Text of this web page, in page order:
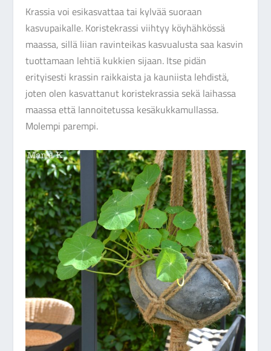
Krassia voi esikasvattaa tai kylvää suoraan
kasvupaikalle. Koristekrassi viihtyy köyhähkössä
maassa, sillä liian ravinteikas kasvualusta saa kasvin
tuottamaan lehtiä kukkien sijaan. Itse pidän
erityisesti krassin raikkaista ja kauniista lehdistä,
joten olen kasvattanut koristekrassia sekä laihassa
maassa että lannoitetussa kesäkukkamullassa.
Molempi parempi.